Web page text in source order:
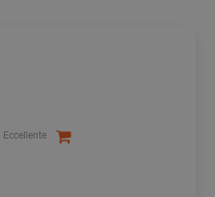
Eccellente